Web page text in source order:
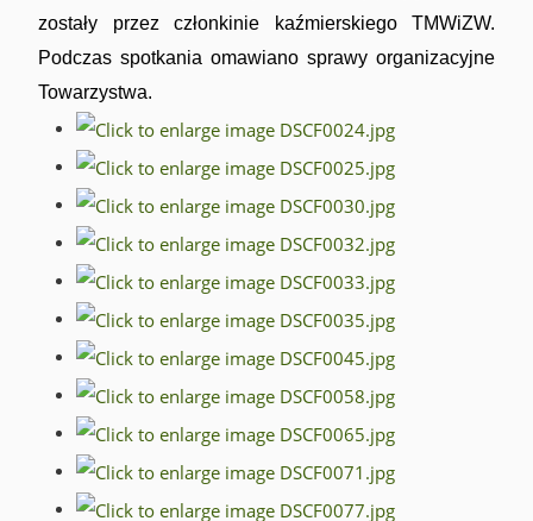
zostały przez członkinie kaźmierskiego TMWiZW.
Podczas spotkania omawiano sprawy organizacyjne
Towarzystwa.